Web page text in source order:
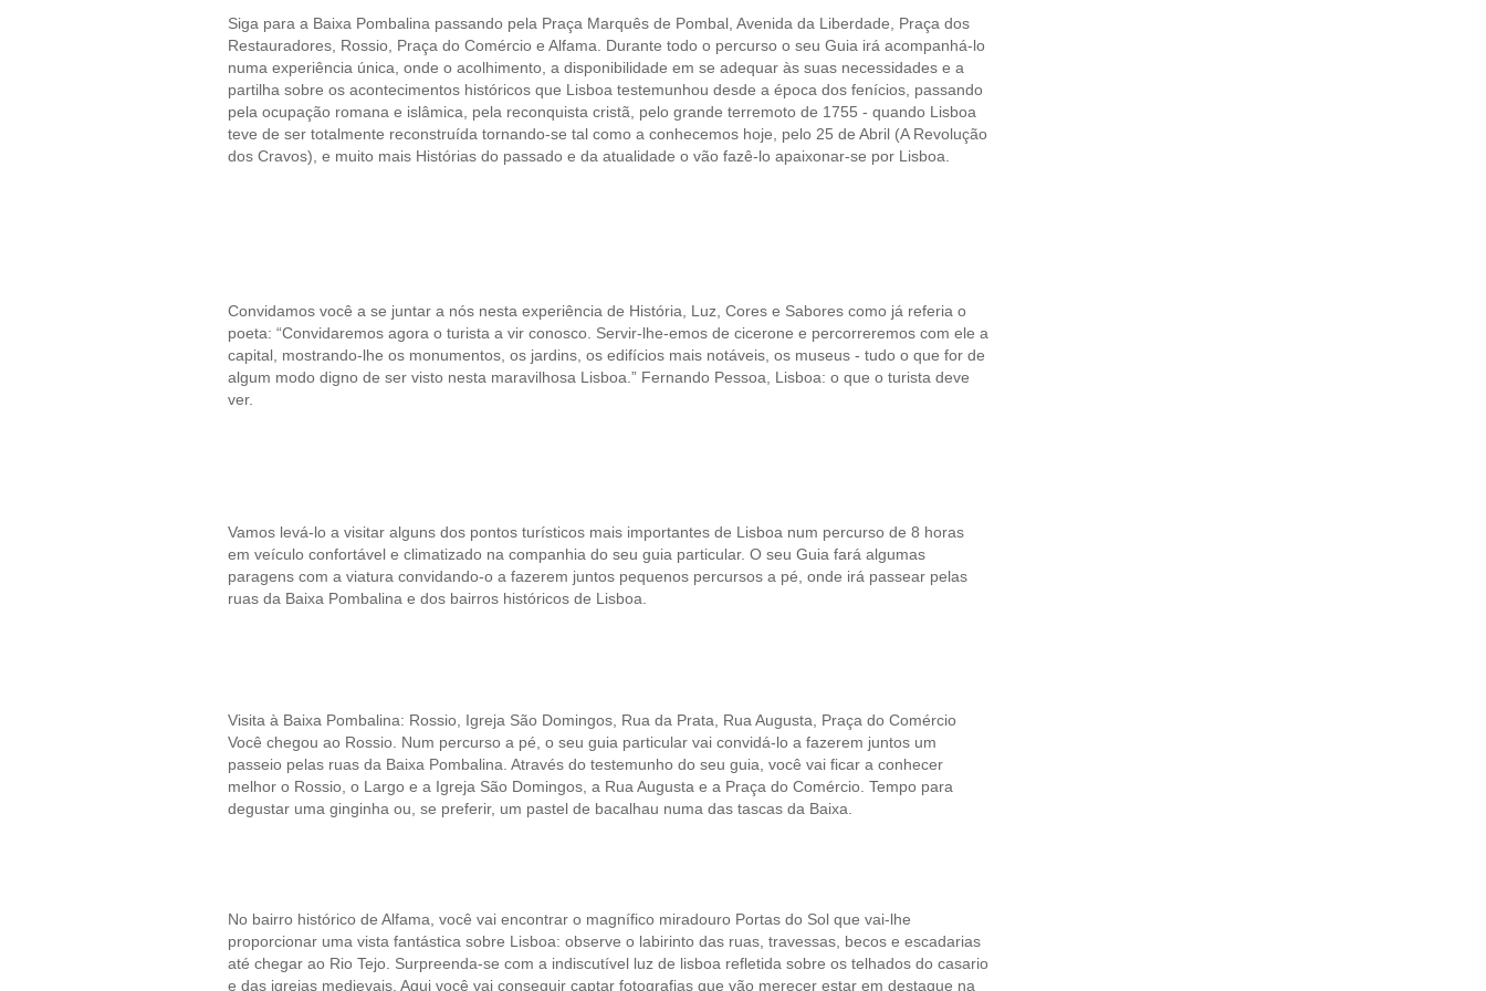
Siga para a Baixa Pombalina passando pela Praça Marquês de Pombal, Avenida da Liberdade, Praça dos
Restauradores, Rossio, Praça do Comércio e Alfama. Durante todo o percurso o seu Guia irá acompanhá-lo
numa experiência única, onde o acolhimento, a disponibilidade em se adequar às suas necessidades e a
partilha sobre os acontecimentos históricos que Lisboa testemunhou desde a época dos fenícios, passando
pela ocupação romana e islâmica, pela reconquista cristã, pelo grande terremoto de 1755 - quando Lisboa
teve de ser totalmente reconstruída tornando-se tal como a conhecemos hoje, pelo 25 de Abril (A Revolução
dos Cravos), e muito mais Histórias do passado e da atualidade o vão fazê-lo apaixonar-se por Lisboa.
Convidamos você a se juntar a nós nesta experiência de História, Luz, Cores e Sabores como já referia o
poeta: “Convidaremos agora o turista a vir conosco. Servir-lhe-emos de cicerone e percorreremos com ele a
capital, mostrando-lhe os monumentos, os jardins, os edifícios mais notáveis, os museus - tudo o que for de
algum modo digno de ser visto nesta maravilhosa Lisboa.” Fernando Pessoa, Lisboa: o que o turista deve
ver.
Vamos levá-lo a visitar alguns dos pontos turísticos mais importantes de Lisboa num percurso de 8 horas
em veículo confortável e climatizado na companhia do seu guia particular. O seu Guia fará algumas
paragens com a viatura convidando-o a fazerem juntos pequenos percursos a pé, onde irá passear pelas
ruas da Baixa Pombalina e dos bairros históricos de Lisboa.
Visita à Baixa Pombalina: Rossio, Igreja São Domingos, Rua da Prata, Rua Augusta, Praça do Comércio
Você chegou ao Rossio. Num percurso a pé, o seu guia particular vai convidá-lo a fazerem juntos um
passeio pelas ruas da Baixa Pombalina. Através do testemunho do seu guia, você vai ficar a conhecer
melhor o Rossio, o Largo e a Igreja São Domingos, a Rua Augusta e a Praça do Comércio. Tempo para
degustar uma ginginha ou, se preferir, um pastel de bacalhau numa das tascas da Baixa.
No bairro histórico de Alfama, você vai encontrar o magnífico miradouro Portas do Sol que vai-lhe
proporcionar uma vista fantástica sobre Lisboa: observe o labirinto das ruas, travessas, becos e escadarias
até chegar ao Rio Tejo. Surpreenda-se com a indiscutível luz de lisboa refletida sobre os telhados do casario
e das igrejas medievais. Aqui você vai conseguir captar fotografias que vão merecer estar em destaque na